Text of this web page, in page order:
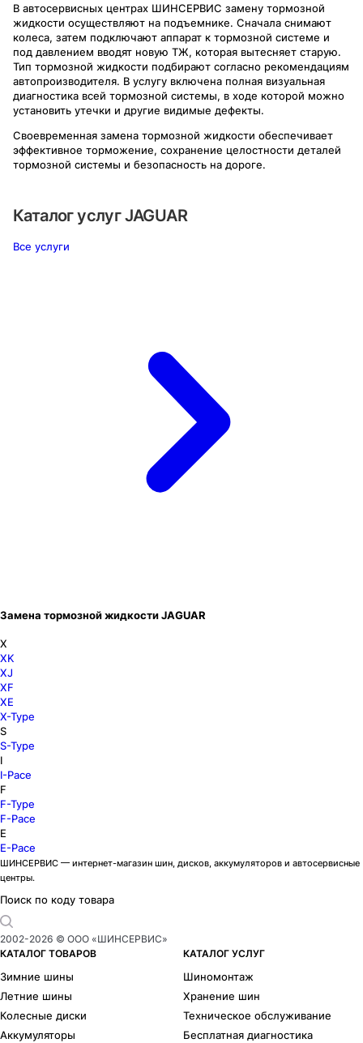
В автосервисных центрах ШИНСЕРВИС замену тормозной
жидкости осуществляют на подъемнике. Сначала снимают
колеса, затем подключают аппарат к тормозной системе и
под давлением вводят новую ТЖ, которая вытесняет старую.
Тип тормозной жидкости подбирают согласно рекомендациям
автопроизводителя. В услугу включена полная визуальная
диагностика всей тормозной системы, в ходе которой можно
установить утечки и другие видимые дефекты.
Своевременная замена тормозной жидкости обеспечивает
эффективное торможение, сохранение целостности деталей
тормозной системы и безопасность на дороге.
Каталог услугJAGUAR
Все услуги
Замена тормозной жидкости JAGUAR
X
XK
XJ
XF
XE
X-Type
S
S-Type
I
I-Pace
F
F-Type
F-Pace
E
E-Pace
ШИНСЕРВИС — интернет-магазин шин, дисков, аккумуляторов и автосервисные
центры.
Поиск по коду товара
2002-2026 © ООО «ШИНСЕРВИС»
КАТАЛОГ ТОВАРОВ
Зимние шины
Летние шины
Колесные диски
Аккумуляторы
КАТАЛОГ УСЛУГ
Шиномонтаж
Хранение шин
Техническое обслуживание
Бесплатная диагностика